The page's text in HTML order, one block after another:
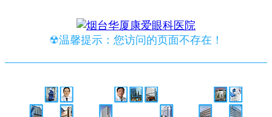
☢温馨提示：您访问的页面不存在！